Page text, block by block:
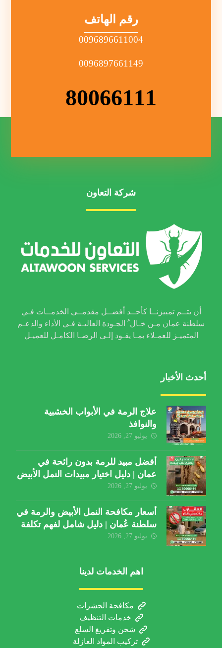
رقم الهاتف
0096896611004
0096897661149
80066111
شركة التعاون
أن يتــم تمييزنــا كأحــد أفضــل مقدمــي الخدمــات فـي
سلطنة عمان مـن خـال ُ الجـودة العاليـة فـي الأداء والدعـم
المتميـز للعمـلاء بمـا يقـود إلـى الرضـا الكامـل للعميـل
أحدث الأخبار
علاج الرمة في الأبواب الخشبية
والنوافذ
يوليو 27, 2026
أفضل مبيد للرمة بدون رائحة في
عمان | دليل اختيار مبيدات النمل الأبيض
يوليو 27, 2026
أسعار مكافحة النمل الأبيض والرمة في
سلطنة عُمان | دليل شامل لفهم تكلفة
الخدمة والعوامل المؤثرة
يوليو 27, 2026
اهم الخدمات لدينا
مكافحة الحشرات
خدمات التنظيف
شحن وتفريغ السلع
تركيب المواد العازلة